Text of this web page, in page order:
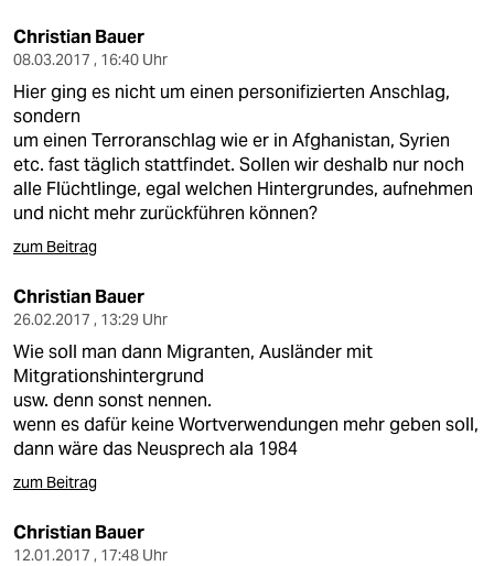
Christian Bauer
08.03.2017 , 16:40 Uhr
Hier ging es nicht um einen personifizierten Anschlag,
sondern
um einen Terroranschlag wie er in Afghanistan, Syrien
etc. fast täglich stattfindet. Sollen wir deshalb nur noch
alle Flüchtlinge, egal welchen Hintergrundes, aufnehmen
und nicht mehr zurückführen können?
zum Beitrag
Christian Bauer
26.02.2017 , 13:29 Uhr
Wie soll man dann Migranten, Ausländer mit
Mitgrationshintergrund
usw. denn sonst nennen.
wenn es dafür keine Wortverwendungen mehr geben soll,
dann wäre das Neusprech ala 1984
zum Beitrag
Christian Bauer
12.01.2017 , 17:48 Uhr